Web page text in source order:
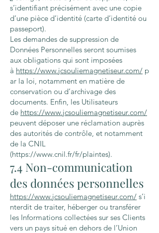
s’identifiant précisément avec une copie
d’une pièce d’identité (carte d’identité ou
passeport).
Les demandes de suppression de
Données Personnelles seront soumises
aux obligations qui sont imposées
à https://www.jcsouliemagnetiseur.com/ p
ar la loi, notamment en matière de
conservation ou d’archivage des
documents. Enfin, les Utilisateurs
de https://www.jcsouliemagnetiseur.com/
peuvent déposer une réclamation auprès
des autorités de contrôle, et notamment
de la CNIL
(https://www.cnil.fr/fr/plaintes).
7.4 Non-communication
des données personnelles
https://www.jcsouliemagnetiseur.com/ s’i
nterdit de traiter, héberger ou transférer
les Informations collectées sur ses Clients
vers un pays situé en dehors de l’Union